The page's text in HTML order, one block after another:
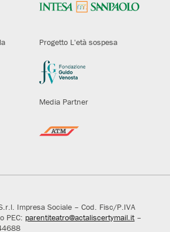
Progetto L'età sospesa
Media Partner
Impresa Sociale – Cod. Fisc/P.IVA
PEC: parentiteatro@actaliscertymail.it –